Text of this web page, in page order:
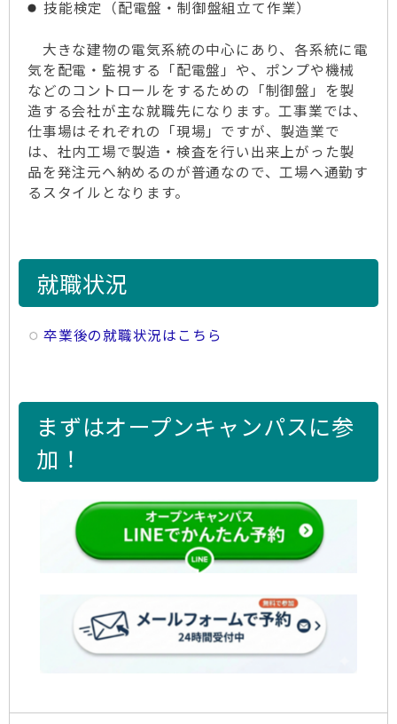
技能検定（配電盤・制御盤組立て作業）
大きな建物の電気系統の中心にあり、各系統に電
気を配電・監視する「配電盤」や、ポンプや機械
などのコントロールをするための「制御盤」を製
造する会社が主な就職先になります。工事業では、
仕事場はそれぞれの「現場」ですが、製造業で
は、社内工場で製造・検査を行い出来上がった製
品を発注元へ納めるのが普通なので、工場へ通勤す
るスタイルとなります。
就職状況
卒業後の就職状況はこちら
まずはオープンキャンパスに参
加！